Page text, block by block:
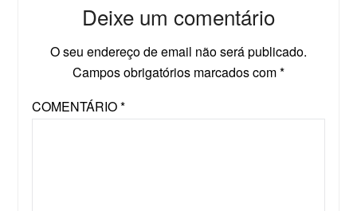
Deixe um comentário
O seu endereço de email não será publicado.
Campos obrigatórios marcados com*
COMENTÁRIO*